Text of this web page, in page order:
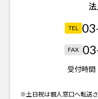
TEL
FAX
受付時間
※土日祝は個人窓口へ転送さ